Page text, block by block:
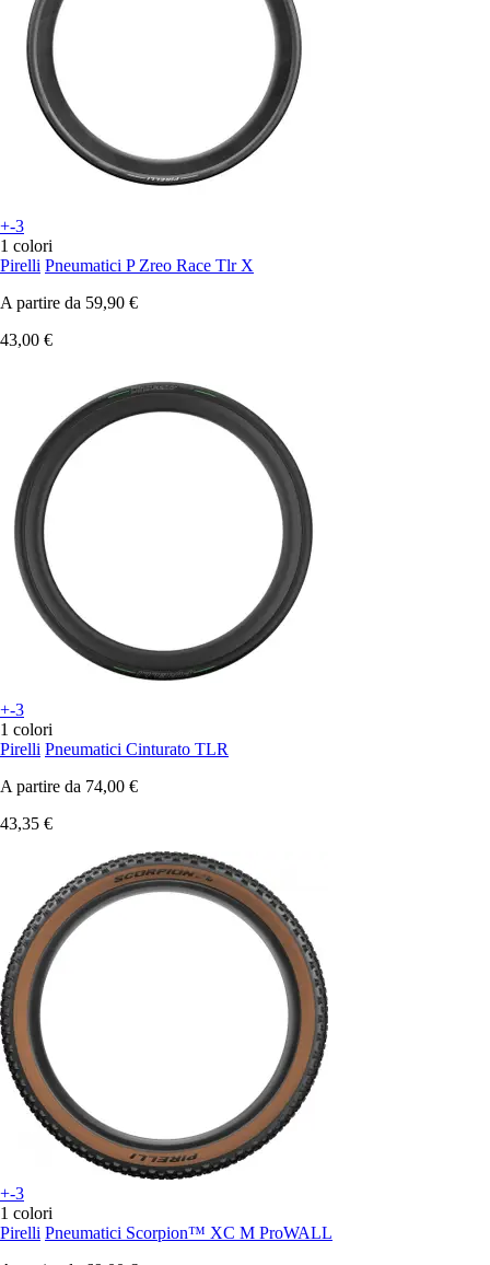
+-3
1 colori
Pirelli Pneumatici P Zreo Race Tlr X
A partire da 59,90 €
43,00 €
+-3
1 colori
Pirelli Pneumatici Cinturato TLR
A partire da 74,00 €
43,35 €
+-3
1 colori
Pirelli Pneumatici Scorpion™ XC M ProWALL